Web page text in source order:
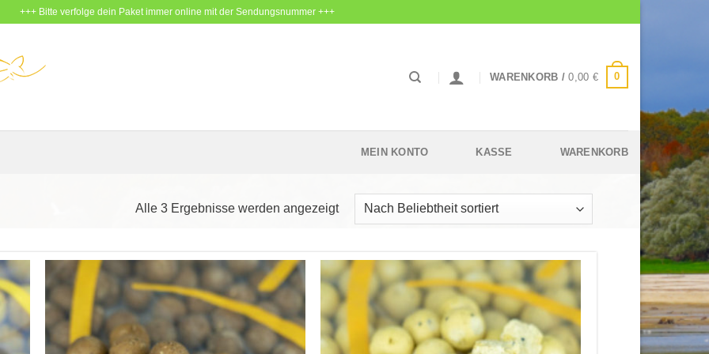
+++ Bitte verfolge dein Paket immer online mit der Sendungsnummer +++
WARENKORB /0,00 € 0
MEIN KONTO KASSE WARENKORB
Alle 3 Ergebnisse werden angezeigtNach
Beliebtheit